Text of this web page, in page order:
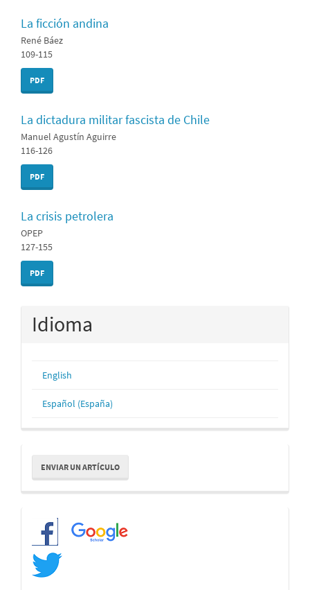
La ficción andina
René Báez
109-115
PDF
La dictadura militar fascista de Chile
Manuel Agustín Aguirre
116-126
PDF
La crisis petrolera
OPEP
127-155
PDF
Idioma
English
Español (España)
Enviar
un
artículo
ENVIAR UN ARTÍCULO
Redes